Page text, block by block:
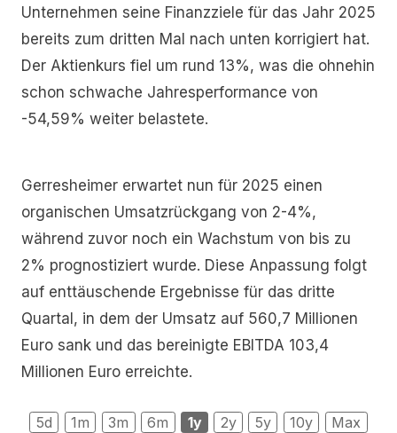
Unternehmen seine Finanzziele für das Jahr 2025
bereits zum dritten Mal nach unten korrigiert hat.
Der Aktienkurs fiel um rund 13%, was die ohnehin
schon schwache Jahresperformance von
-54,59% weiter belastete.
Gerresheimer erwartet nun für 2025 einen
organischen Umsatzrückgang von 2-4%,
während zuvor noch ein Wachstum von bis zu
2% prognostiziert wurde. Diese Anpassung folgt
auf enttäuschende Ergebnisse für das dritte
Quartal, in dem der Umsatz auf 560,7 Millionen
Euro sank und das bereinigte EBITDA 103,4
Millionen Euro erreichte.
5d 1m 3m 6m 1y 2y 5y 10y Max